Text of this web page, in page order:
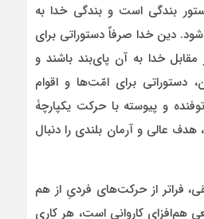
بندگی است و بندگی خدا به
دین خدا صرفاً دستوراتی برای
خدا به آن پای‌بند باشند و
دستوراتی برای امّت‌ها و اقوام
و پیوسته با حرکت یکپارچۀ
عالی و آرمان بلندی را دنبال
فراتر از حرکت‌های فردیِ از هم
کاروانی است، هر کاری